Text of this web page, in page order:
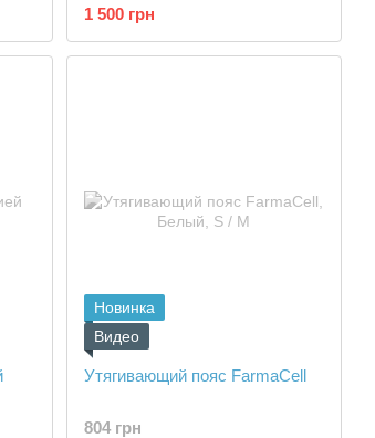
1 500 грн
Новинка
Видео
Утягивающий пояс FarmaCell
804 грн